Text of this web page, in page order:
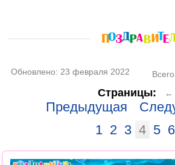
Обновлено: 23 февраля 2022
Страницы: ←
Предыдущая
1 2 3 4 5 6